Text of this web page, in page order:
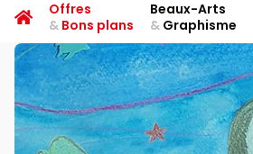
Offres
&Bons plans
Beaux-Arts
&Graphisme